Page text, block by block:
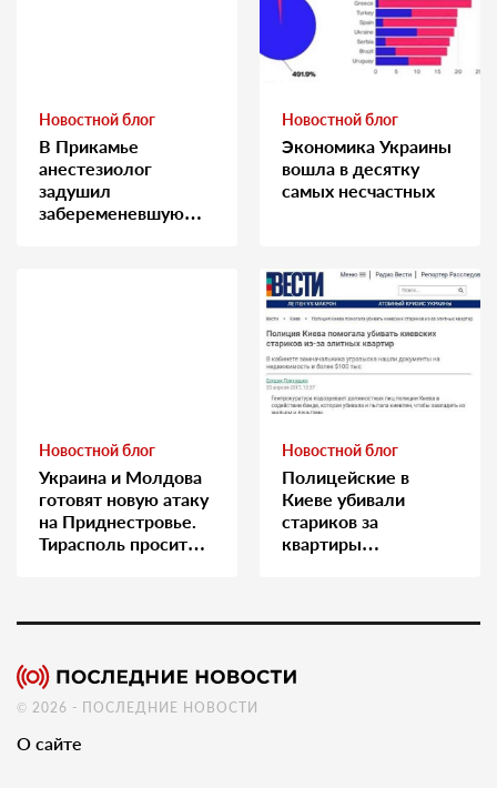
Новостной блог
В Прикамье
анестезиолог
задушил
забеременевшую
Новостной блог
Экономика Украины
вошла в десятку
самых несчастных
Новостной блог
Украина и Молдова
готовят новую атаку
на Приднестровье.
Тирасполь просит
Новостной блог
Полицейские в
Киеве убивали
стариков за
квартиры…
© 2026 - ПОСЛЕДНИЕ НОВОСТИ
О сайте